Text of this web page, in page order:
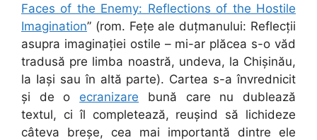
Faces of the Enemy: Reflections of the Hostile
Imagination” (rom. Fețe ale duțmanului: Reflecții
asupra imaginației ostile – mi-ar plăcea s-o văd
tradusă pre limba noastră, undeva, la Chișinău,
la Iași sau în altă parte). Cartea s-a învrednicit
și de o ecranizare bună care nu dublează
textul, ci îl completează, reușind să lichideze
câteva breșe, cea mai importantă dintre ele